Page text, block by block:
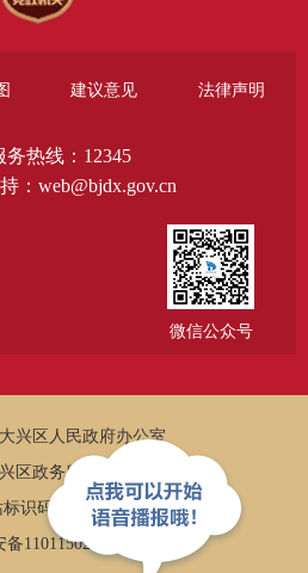
建议意见 法律声明
务热线：12345
：web@bjdx.gov.cn
微信公众号
兴区人民政府办公室
区政务服务和数据管理局
识码：1101150005
11011502002502